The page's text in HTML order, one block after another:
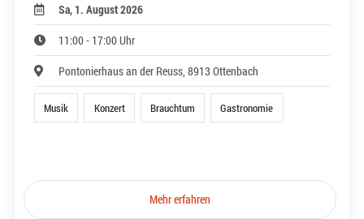
Sa, 1. August 2026
11:00 - 17:00 Uhr
Pontonierhaus an der Reuss, 8913 Ottenbach
Musik Konzert Brauchtum Gastronomie
Mehr erfahren